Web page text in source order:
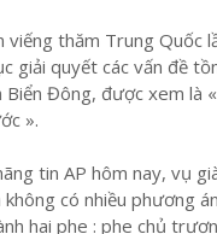
viếng thăm Trung
giải quyết các vấn đề
Biển Đông, được xem là
».
tin AP hôm nay, vụ
có nhiều phương
hai phe : phe chủ